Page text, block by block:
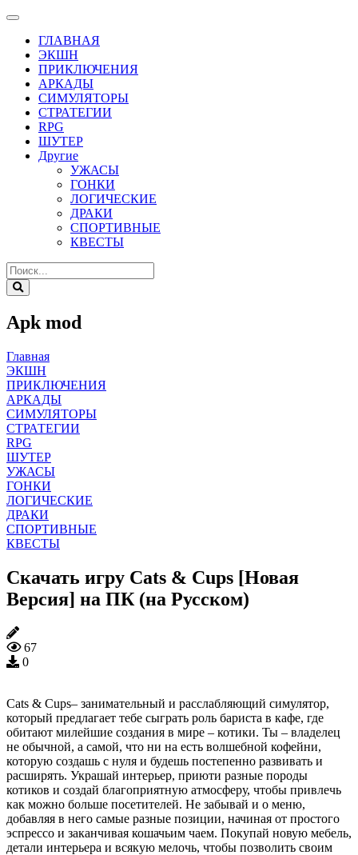
ГЛАВНАЯ
ЭКШН
ПРИКЛЮЧЕНИЯ
АРКАДЫ
СИМУЛЯТОРЫ
СТРАТЕГИИ
RPG
ШУТЕР
Другие
УЖАСЫ
ГОНКИ
ЛОГИЧЕСКИЕ
ДРАКИ
СПОРТИВНЫЕ
КВЕСТЫ
Apk mod
Главная
ЭКШН
ПРИКЛЮЧЕНИЯ
АРКАДЫ
СИМУЛЯТОРЫ
СТРАТЕГИИ
RPG
ШУТЕР
УЖАСЫ
ГОНКИ
ЛОГИЧЕСКИЕ
ДРАКИ
СПОРТИВНЫЕ
КВЕСТЫ
Скачать игру Cats & Cups [Новая
Версия] на ПК (на Русском)
67
0
Cats & Cups– занимательный и расслабляющий симулятор,
который предлагает тебе сыграть роль бариста в кафе, где
обитают милейшие создания в мире – котики. Ты – владелец
не обычной, а самой, что ни на есть волшебной кофейни,
которую создашь с нуля и будешь постепенно развивать и
расширять. Украшай интерьер, приюти разные породы
котиков и создай благоприятную атмосферу, чтобы привлечь
как можно больше посетителей. Не забывай и о меню,
добавляя в него самые разные позиции, начиная от простого
эспрессо и заканчивая кошачьим чаем. Покупай новую мебель,
детали интерьера и всякую мелочь, чтобы позволить своим